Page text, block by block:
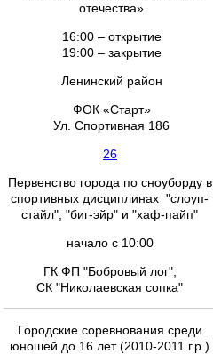
отечества»
16:00 – открытие
19:00 – закрытие
Ленинский район
ФОК «Старт»
Ул. Спортивная 186
26
Первенство города по сноуборду в
спортивных дисциплинах "слоуп-
стайл", "биг-эйр" и "хаф-пайп"
начало с 10:00
ГК ФП "Бобровый лог",
СК "Николаевская сопка"
Городские соревнования среди
юношей до 16 лет (2010-2011 г.р.)